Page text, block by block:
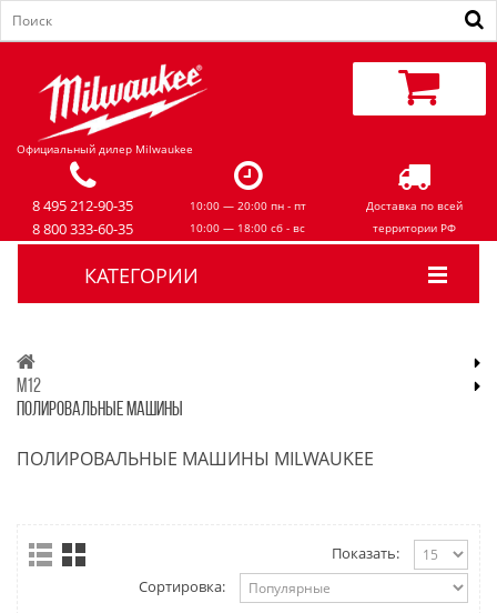
Официальный дилер Milwaukee
8 495 212-90-35
8 800 333-60-35
10:00 — 20:00 пн - пт
10:00 — 18:00 сб - вс
Доставка по всей
территории РФ
КАТЕГОРИИ
M12
ПОЛИРОВАЛЬНЫЕ МАШИНЫ
ПОЛИРОВАЛЬНЫЕ МАШИНЫ MILWAUKEE
Показать:
Сортировка: